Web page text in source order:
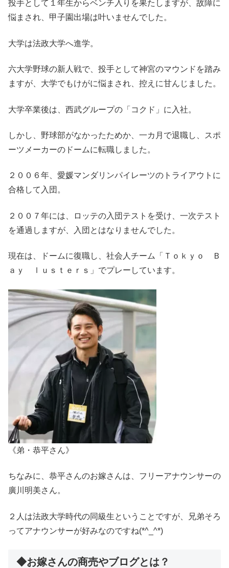
投手として１年生からベンチ入りを果たしますが、故障に
悩まされ、甲子園出場は叶いませんでした。
大学は法政大学へ進学。
六大学野球の新人戦で、投手として神宮のマウンドを踏み
ますが、大学でもけがに悩まされ、控えに甘んじました。
大学卒業後は、西武グループの「コクド」に入社。
しかし、野球部がなかったためか、一カ月で退職し、スポ
ーツメーカーのドームに転職しました。
２００６年、愛媛マンダリンパイレーツのトライアウトに
合格して入団。
２００７年には、ロッテの入団テストを受け、一次テスト
を通過しますが、入団とはなりませんでした。
現在は、ドームに復職し、社会人チーム「Ｔｏｋｙｏ Ｂ
ａｙ ｌｕｓｔｅｒｓ」でプレーしています。
《弟・恭平さん》
ちなみに、恭平さんのお嫁さんは、フリーアナウンサーの
廣川明美さん。
２人は法政大学時代の同級生ということですが、兄弟そろ
ってアナウンサーが好みなのですね(*^_^*)
◆お嫁さんの商売やブログとは？